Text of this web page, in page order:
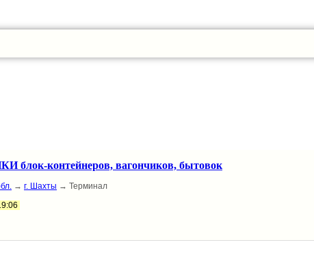
блок-контейнеров, вагончиков, бытовок
→ г. Шахты → Терминал